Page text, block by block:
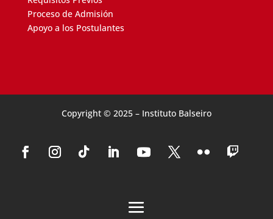
Proceso de Admisión
Apoyo a los Postulantes
Copyright © 2025 – Instituto Balseiro